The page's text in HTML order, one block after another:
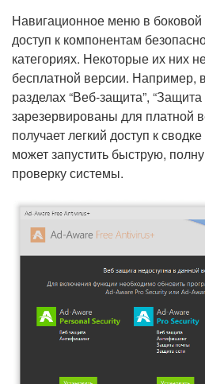
Навигационное меню в боковой
доступ к компонентам
категориях. Некоторые их них
бесплатной версии. Например,
разделах “Веб-защита”,
зарезервированы для платной
получает легкий доступ к
может запустить быструю,
проверку системы.